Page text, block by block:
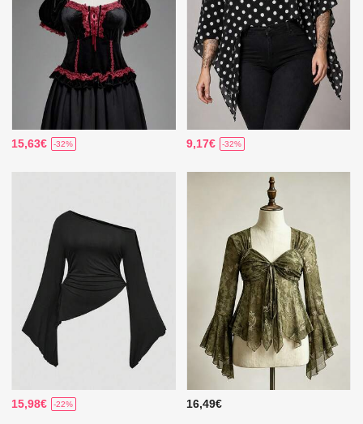
15,63€ -32% 9,17€ -32%
15,98€ -22% 16,49€